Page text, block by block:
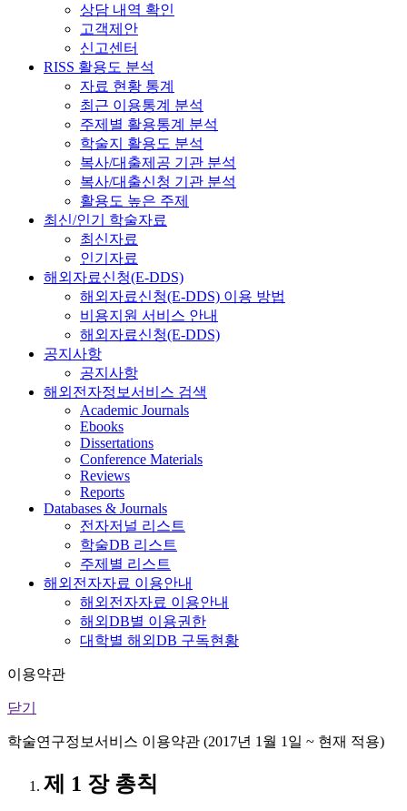
상담 내역 확인
고객제안
신고센터
RISS 활용도 분석
자료 현황 통계
최근 이용통계 분석
주제별 활용통계 분석
학술지 활용도 분석
복사/대출제공 기관 분석
복사/대출신청 기관 분석
활용도 높은 주제
최신/인기 학술자료
최신자료
인기자료
해외자료신청(E-DDS)
해외자료신청(E-DDS) 이용 방법
비용지원 서비스 안내
해외자료신청(E-DDS)
공지사항
공지사항
해외전자정보서비스 검색
Academic Journals
Ebooks
Dissertations
Conference Materials
Reviews
Reports
Databases & Journals
전자저널 리스트
학술DB 리스트
주제별 리스트
해외전자자료 이용안내
해외전자자료 이용안내
해외DB별 이용권한
대학별 해외DB 구독현황
이용약관
닫기
학술연구정보서비스 이용약관 (2017년 1월 1일 ~ 현재 적용)
제 1 장 총칙